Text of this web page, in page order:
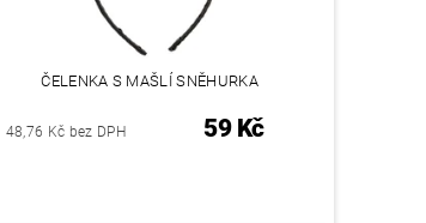
ČELENKA S MAŠLÍ SNĚHURKA
48,76 Kč bez DPH 59 Kč